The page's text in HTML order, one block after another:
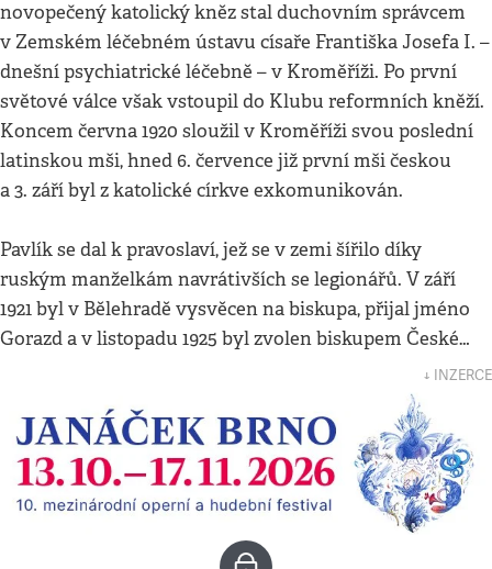
novopečený katolický kněz stal duchovním správcem
v Zemském léčebném ústavu císaře Františka Josefa I. –
dnešní psychiatrické léčebně – v Kroměříži. Po první
světové válce však vstoupil do Klubu reformních kněží.
Koncem června 1920 sloužil v Kroměříži svou poslední
latinskou mši, hned 6. července již první mši českou
a 3. září byl z katolické církve exkomunikován.
Pavlík se dal k pravoslaví, jež se v zemi šířilo díky
ruským manželkám navrátivších se legionářů. V září
1921 byl v Bělehradě vysvěcen na biskupa, přijal jméno
Gorazd a v listopadu 1925 byl zvolen biskupem České…
↓ INZERCE